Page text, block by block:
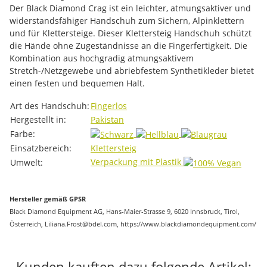
Der Black Diamond Crag ist ein leichter, atmungsaktiver und
widerstandsfähiger Handschuh zum Sichern, Alpinklettern
und für Klettersteige. Dieser Klettersteig Handschuh schützt
die Hände ohne Zugeständnisse an die Fingerfertigkeit. Die
Kombination aus hochgradig atmungsaktivem
Stretch-/Netzgewebe und abriebfestem Synthetikleder bietet
einen festen und bequemen Halt.
Produkteigenschaft
Wert
Art des Handschuh: Fingerlos
Hergestellt in:
Pakistan
Farbe:
Einsatzbereich:
Klettersteig
Umwelt:
Verpackung mit Plastik
Hersteller gemäß GPSR
Black Diamond Equipment AG, Hans-Maier-Strasse 9, 6020 Innsbruck, Tirol,
Österreich, Liliana.Frost@bdel.com, https://www.blackdiamondequipment.com/